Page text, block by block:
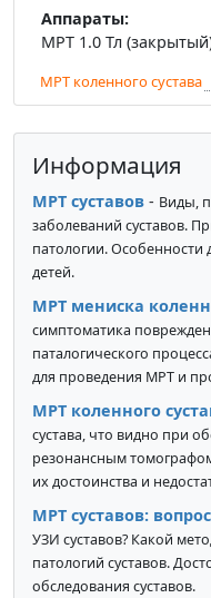
Аппараты:
МРТ 1.0 Тл
МРТ коленного сустава
Информация
МРТ суставов - Виды,
заболеваний суставов.
патологии. Особенности
детей.
МРТ мениска
симптоматика
паталогического
для проведения МРТ и
МРТ коленного
сустава, что видно при
резонансным
их достоинства и
МРТ суставов:
УЗИ суставов? Какой
патологий суставов.
обследования суставов.